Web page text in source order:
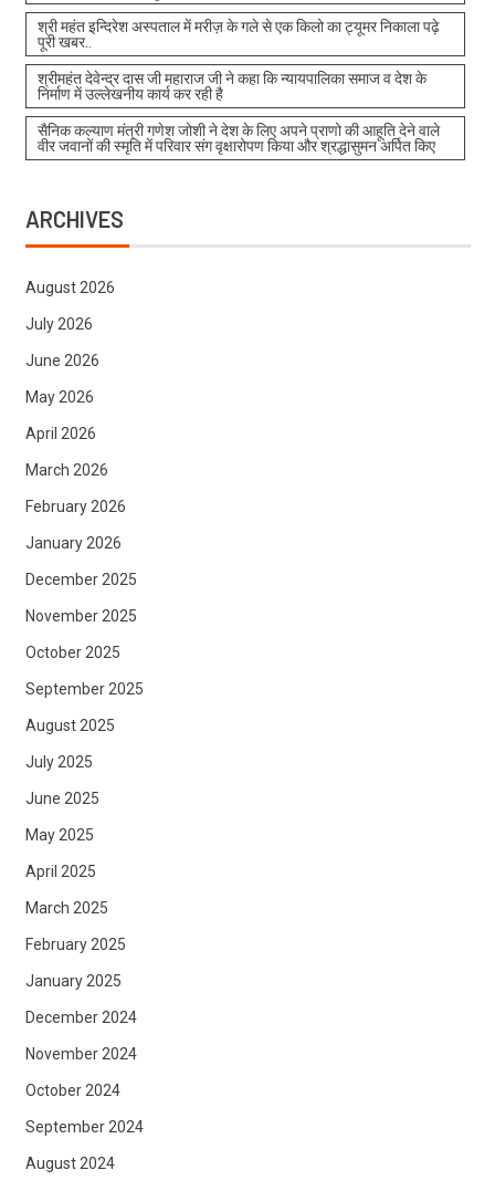
श्री महंत इन्दिरेश अस्पताल में मरीज़ के गले से एक किलो का ट्यूमर निकाला पढ़े
पूरी खबर..
श्रीमहंत देवेन्द्र दास जी महाराज जी ने कहा कि न्यायपालिका समाज व देश के
निर्माण में उल्लेखनीय कार्य कर रही है
सैनिक कल्याण मंत्री गणेश जोशी ने देश के लिए अपने प्राणो की आहूति देने वाले
वीर जवानों की स्मृति में परिवार संग वृक्षारोपण किया और श्रद्धासुमन अर्पित किए
ARCHIVES
August 2026
July 2026
June 2026
May 2026
April 2026
March 2026
February 2026
January 2026
December 2025
November 2025
October 2025
September 2025
August 2025
July 2025
June 2025
May 2025
April 2025
March 2025
February 2025
January 2025
December 2024
November 2024
October 2024
September 2024
August 2024